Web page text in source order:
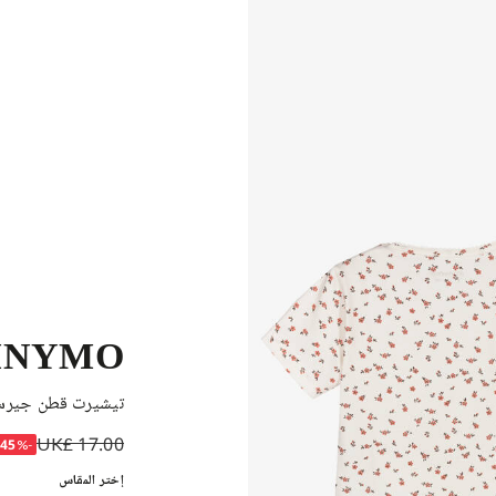
تيشيرت قطن
UK£ 17.00
-45%
إختر المقاس